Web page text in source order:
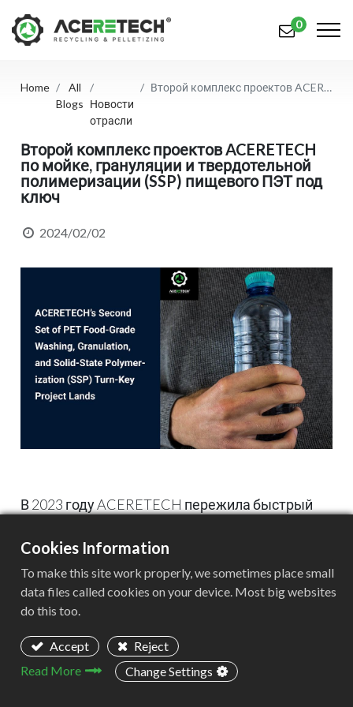
Продукция
Решения
Поддерживать
О предприятии
Связаться с нами
English (US)
русский язык Español
0
Home
All
Blogs Новости
отрасли
Второй комплекс проектов ACERETECH по мойке, грануляции и твердотельной полимеризации (SSP) пищевого ПЭТ под ключ
Второй комплекс проектов ACERETECH
по мойке, грануляции и твердотельной
полимеризации (SSP) пищевого ПЭТ под
ключ
2024/02/02
В 2023 году ACERETECH пережила быстрый
получила значительное количество заказов из
таких стран, как Мексика, Япония, Египет,
Польша, Румыния, Турция, Эквадор, Гана,
Пакистан и других. В течение всего 2023 года
ACERETECH получила около 100 заказов на
проекты по переработке, мойке и
гранулированию пластика с
Cookies Information
To make this site work properly, we sometimes place small
data files called cookies on your device. Most big websites
do this too.
Accept
Reject
Read More
Change Settings